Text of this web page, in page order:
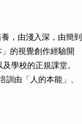
，由淺入深，由簡到
的視覺創作經驗開
學校的正規課堂。
由「人的本能」、